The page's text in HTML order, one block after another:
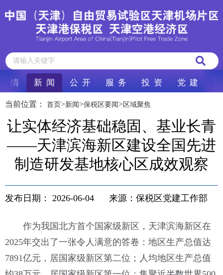
情 新 闻 公 开 服 务 投 资 党 建
当前位置： 首页>新闻>保税区要闻> 区域聚焦
让实体经济基础稳固、基业长青
——天津滨海新区建设全国先进
制造研发基地核心区成效观察
发布日期： 2026-06-04 来源：保税区党建工作部
作为我国北方首个国家级新区，天津滨海新区在
2025年交出了一张令人满意的答卷：地区生产总值达
7891亿元，居国家级新区第二位；人均地区生产总值